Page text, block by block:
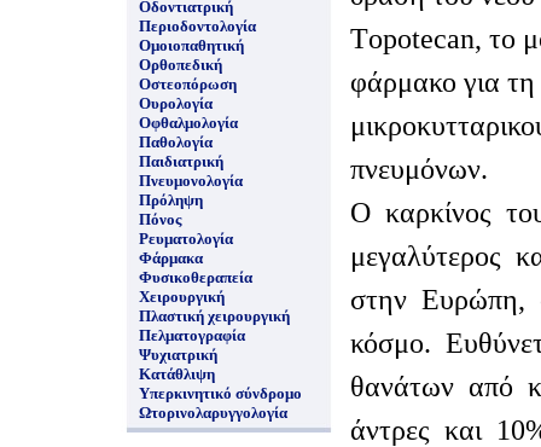
Οδοντιατρική
Περιοδοντολογία
Ομοιοπαθητική
Ορθοπεδική
Οστεοπόρωση
Ουρολογία
Οφθαλμολογία
Παθολογία
Παιδιατρική
Πνευμονολογία
Πρόληψη
Πόνος
Ρευματολογία
Φάρμακα
Φυσικοθεραπεία
Χειρουργική
Πλαστική χειρουργική
Πελματογραφία
Ψυχιατρική
Κατάθλιψη
Υπερκινητικό σύνδρομο
Ωτορινολαρυγγολογία
Τopotecan, το
φάρμακο για τη
πνευμόνων.
Ο καρκίνος
μεγαλύτερος
στην Ευρώπη,
κόσμο.
θανάτων από
άντρες και